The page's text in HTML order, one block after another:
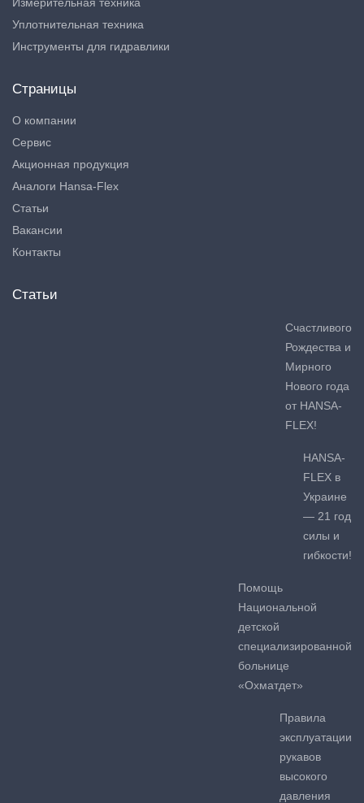
Уплотнительная техника
Инструменты для гидравлики
Страницы
О компании
Сервис
Акционная продукция
Аналоги Hansa-Flex
Статьи
Вакансии
Контакты
Статьи
Счастливого
Рождества и
Мирного
Нового года
от HANSA-
FLEX!
HANSA-
FLEX в
Украине
— 21 год
силы и
гибкости!
Помощь
Национальной
детской
специализированной
больнице
«Охматдет»
Правила
эксплуатации
рукавов
высокого
давления